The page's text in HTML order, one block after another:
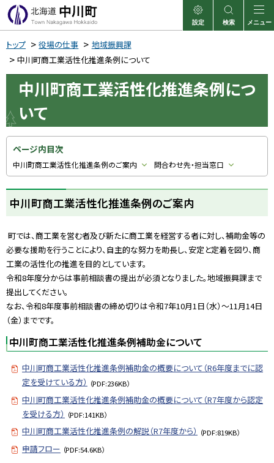
本
へ
ニ
ー
へ
中川町 表示
設定
検索
サイト内検索
メニュー
トップ 役場の仕事
地域振興課
中川町商工業活性化推進条例について
中川町商工業活性化推進条例につ
いて
ページ内目次
中川町商工業活性化推進条例のご案内 問合わせ先・担当窓口
中川町商工業活性化推進条例のご案内
町では、商工業を営む者及び新たに商工業を経営する者に対し、補助金等の
必要な援助を行うことにより、自主的な努力を助長し、安定と定着を図り、商
工業の活性化の推進を目的としています。
令和8年度分からは事前相談書の提出が必須となりました。地域振興課まで
提出してください。
なお、令和8年度事前相談書の締め切りは令和7年10月1日（水）～11月14日
（金）までです。
中川町商工業活性化推進条例補助金について
中川町商工業活性化推進条例補助金の概要について（R6年度までに認
定を受けている方） （PDF:236KB）
中川町商工業活性化推進条例補助金の概要について（R7年度から認定
を受ける方） （PDF:141KB）
中川町商工業活性化推進条例の解説（R7年度から） （PDF:819KB）
申請フロー （PDF:54.6KB）